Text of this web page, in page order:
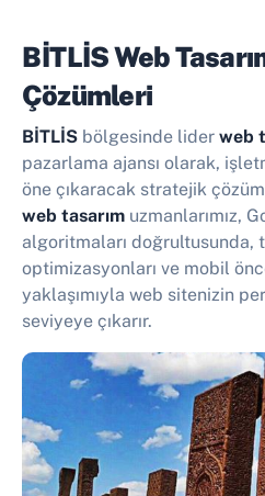
BİTLİS Web
Çözümleri
BİTLİS bölgesinde lider web
pazarlama ajansı olarak,
öne çıkaracak stratejik
web tasarım uzmanlarımız,
algoritmaları doğrultusunda,
optimizasyonları ve mobil
yaklaşımıyla web sitenizin
seviyeye çıkarır.